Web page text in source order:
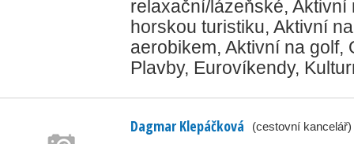
relaxační/lázeňské, Aktivní
horskou turistiku, Aktivní
aerobikem, Aktivní na golf,
Plavby, Eurovíkendy,
Dagmar Klepáčková (cestovní kancelář)